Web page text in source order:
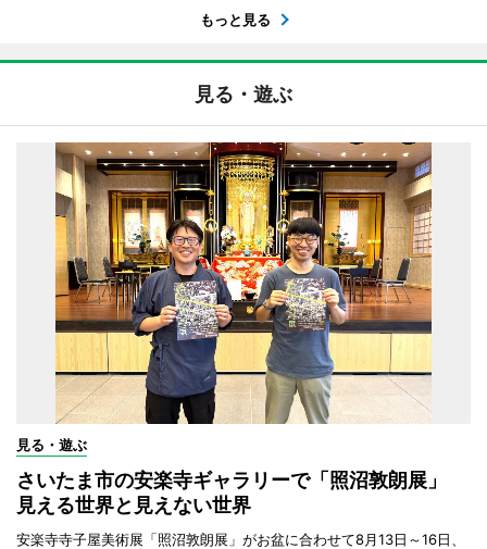
もっと見る
見る・遊ぶ
見る・遊ぶ
さいたま市の安楽寺ギャラリーで「照沼敦朗展」
見える世界と見えない世界
安楽寺寺子屋美術展「照沼敦朗展」がお盆に合わせて8月13日～16日、